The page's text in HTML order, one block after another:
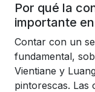
Por qué la
importante
Contar con un
fundamental,
Vientiane y
pintorescas. Las